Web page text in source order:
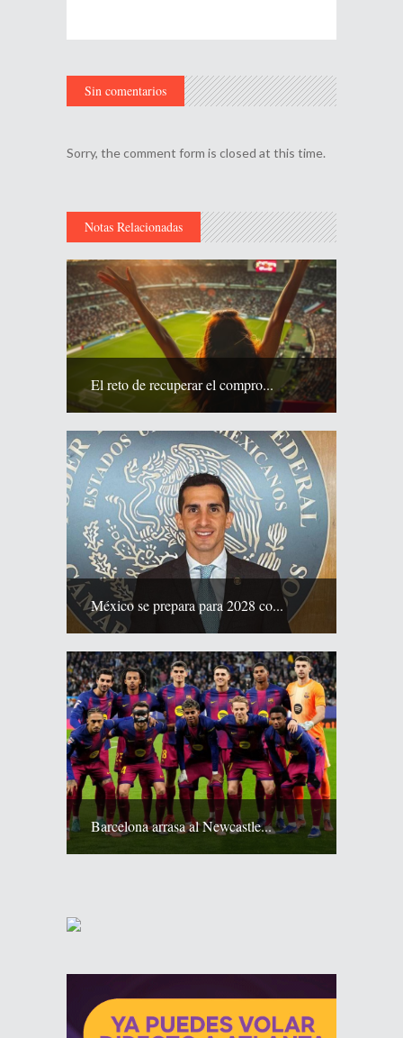
Sin comentarios
Sorry, the comment form is closed at this time.
Notas Relacionadas
El reto de recuperar el compro...
México se prepara para 2028 co...
Barcelona arrasa al Newcastle...